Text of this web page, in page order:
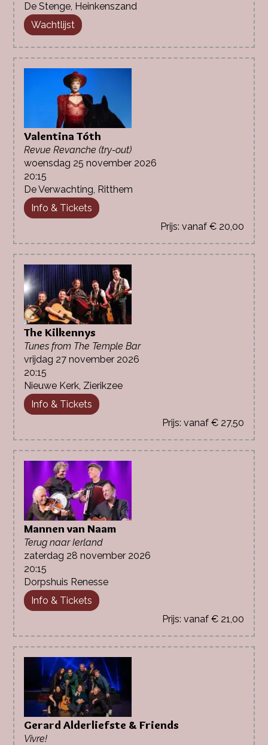
De Stenge, Heinkenszand
Wachtlijst
Valentina Tóth
Revue Revanche (try-out)
woensdag 25 november 2026
20:15
De Verwachting, Ritthem
Info & Tickets
vanaf € 20,00
The Kilkennys
Tunes from The Temple Bar
vrijdag 27 november 2026
20:15
Nieuwe Kerk, Zierikzee
Info & Tickets
vanaf € 27,50
Mannen van Naam
Terug naar Ierland
zaterdag 28 november 2026
20:15
Dorpshuis Renesse
Info & Tickets
vanaf € 21,00
Gerard Alderliefste & Friends
Vivre!